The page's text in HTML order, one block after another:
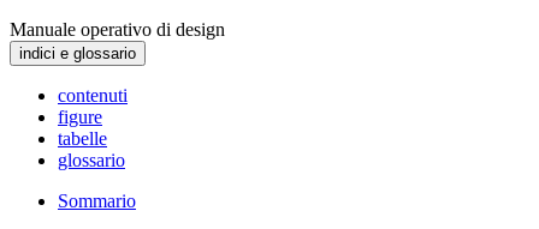
Manuale operativo di design
indici e glossario
contenuti
figure
tabelle
glossario
Sommario